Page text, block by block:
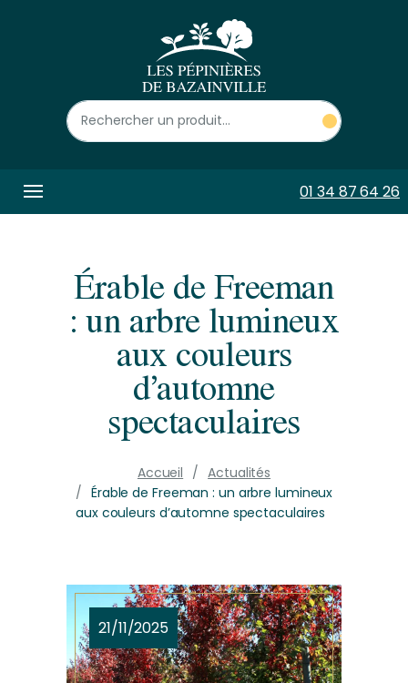
01 34 87 64 26
Érable de Freeman
: un arbre lumineux
aux couleurs
d’automne
spectaculaires
Accueil
Actualités
Érable de Freeman : un arbre lumineux
aux couleurs d’automne spectaculaires
21/11/2025